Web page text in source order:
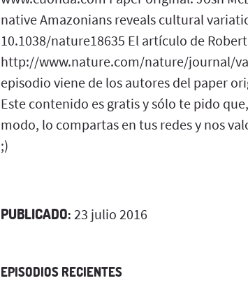
native Amazonians reveals cultural
10.1038/nature18635 El artículo de
http://www.nature.com/nature/journal/
episodio viene de los autores del paper
Este contenido es gratis y sólo te pido
modo, lo compartas en tus redes y nos
;)
PUBLICADO: 23 julio 2016
EPISODIOS RECIENTES